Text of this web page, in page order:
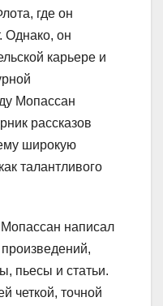
где он
Однако, он
карьере и
Мопассан
рассказов
широкую
талантливого
написал
пьесы и статьи.
четкой, точной